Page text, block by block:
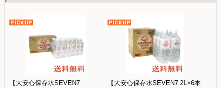
【大安心保存水SEVEN7
【大安心保存水SEVEN7 2L×6本